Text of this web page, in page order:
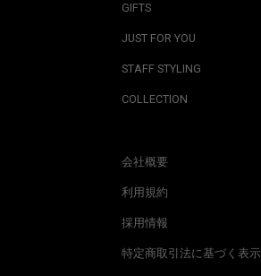
GIFTS
JUST FOR YOU
STAFF STYLING
COLLECTION
会社概要
利用規約
採用情報
特定商取引法に基づく表示